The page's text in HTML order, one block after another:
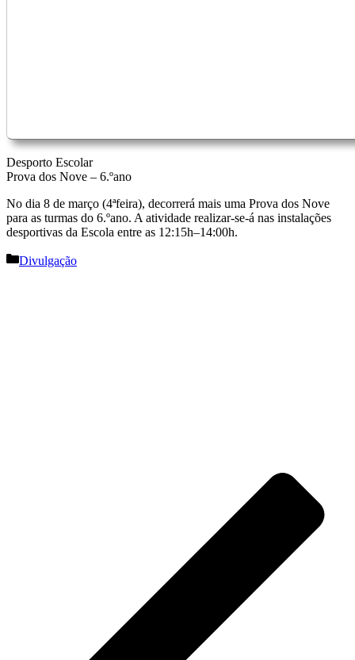
Desporto Escolar
Prova dos Nove – 6.ºano
No dia 8 de março (4ªfeira), decorrerá mais uma Prova dos Nove
para as turmas do 6.ºano. A atividade realizar-se-á nas instalações
desportivas da Escola entre as 12:15h–14:00h.
Categorias
Divulgação